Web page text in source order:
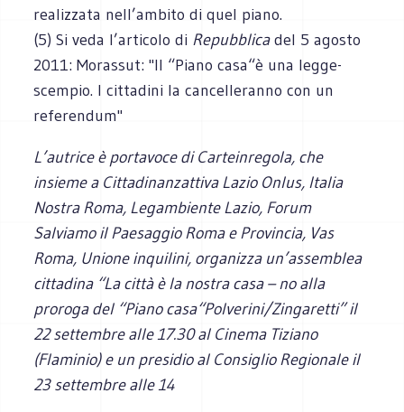
realizzata nell’ambito di quel piano.
(5) Si veda l’articolo di Repubblicadel 5 agosto
2011: Morassut: "Il “Piano casa“è una legge-
scempio. I cittadini la cancelleranno con un
referendum"
L’autrice è portavoce di Carteinregola, che
insieme a Cittadinanzattiva Lazio Onlus, Italia
Nostra Roma, Legambiente Lazio, Forum
Salviamo il Paesaggio Roma e Provincia, Vas
Roma, Unione inquilini, organizza un’assemblea
cittadina “La città è la nostra casa – no alla
proroga del “Piano casa“Polverini/Zingaretti” il
22 settembre alle 17.30 al Cinema Tiziano
(Flaminio) e un presidio al Consiglio Regionale il
23 settembre alle 14